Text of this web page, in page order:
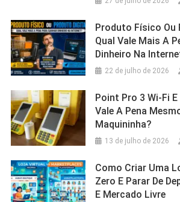
Produto Físico Ou
Qual Vale Mais A
Dinheiro Na
22 de julho de 2026
Point Pro 3 Wi‑Fi
Vale A Pena
Maquininha?
13 de julho de 2026
Como Criar Uma
Zero E Parar De
E Mercado Livre